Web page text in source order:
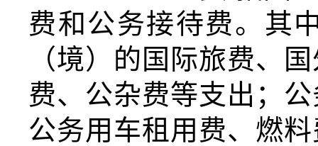
费和公务接待费。其
（境）的国际旅费、
费、公杂费等支出；
公务用车租用费、燃